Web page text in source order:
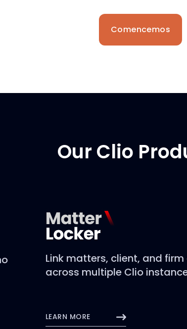
Comencemos
Our Clio
Link matters, client, and
across multiple Clio
LEARN MORE